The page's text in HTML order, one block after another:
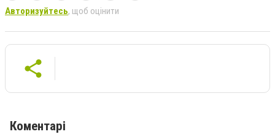
Авторизуйтесь, щоб оцінити
Коментарі